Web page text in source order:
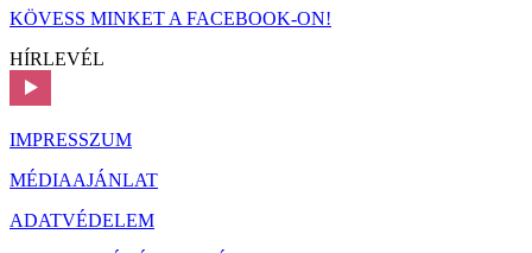
KÖVESS MINKET A FACEBOOK-ON!
HÍRLEVÉL
IMPRESSZUM
MÉDIAAJÁNLAT
ADATVÉDELEM